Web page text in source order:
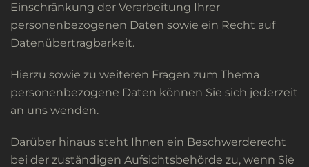
Einschränkung der Verarbeitung Ihrer
personenbezogenen Daten sowie ein Recht auf
Datenübertragbarkeit.
Hierzu sowie zu weiteren Fragen zum Thema
personenbezogene Daten können Sie sich jederzeit
an uns wenden.
Darüber hinaus steht Ihnen ein Beschwerderecht
bei der zuständigen Aufsichtsbehörde zu, wenn Sie